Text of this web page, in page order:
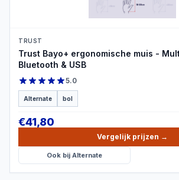
TRUST
Trust Bayo+ ergonomische muis -
Bluetooth & USB
5.0
Alternate bol
€41,80
Vergelijk prijzen →
Ook bij Alternate